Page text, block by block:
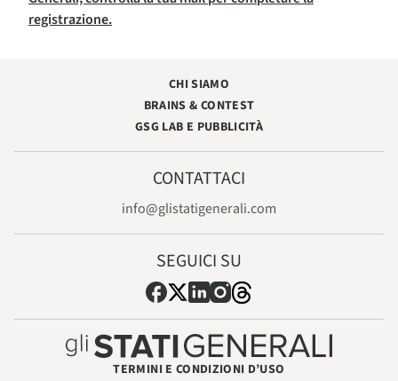
registrazione.
CHI SIAMO
BRAINS & CONTEST
GSG LAB E PUBBLICITÀ
CONTATTACI
info@glistatigenerali.com
SEGUICI SU
TERMINI E CONDIZIONI D’USO